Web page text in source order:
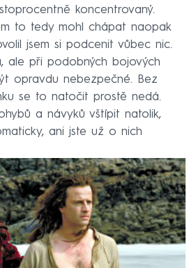
koncentrovaný.
to tedy mohl chápat naopak
jsem si podcenit vůbec nic.
ale při podobných bojových
opravdu nebezpečné. Bez
se to natočit prostě nedá.
a návyků vštípit natolik,
ani jste už o nich